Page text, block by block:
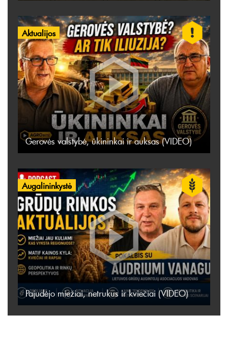
Aktualijos
Gerovės valstybė, ūkininkai ir auksas (VIDEO)
Augalininkystė
Pajudėjo miežiai, netrukus ir kviečiai (VIDEO)